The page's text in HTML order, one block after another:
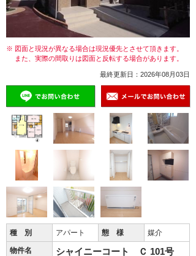
※ 図面と現況が異なる場合は現況優先とさせて頂きます。
また、実際の間取りは図面と反転する場合があります。
最終更新日：2026年08月03日
種 別 アパート 態 様 媒介
物件名 シャイニーコート Ｃ 101号